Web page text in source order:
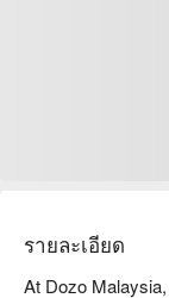
รายละเอียด
At Dozo